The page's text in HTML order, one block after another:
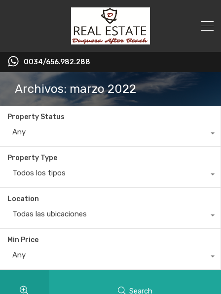
0034/656.982.288
Archivos: marzo 2022
Property Status
Any
Property Type
Todos los tipos
Location
Todas las ubicaciones
Min Price
Any
Search